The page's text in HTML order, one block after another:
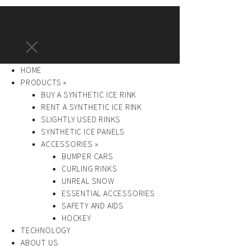
HOME
PRODUCTS »
BUY A SYNTHETIC ICE RINK
RENT A SYNTHETIC ICE RINK
SLIGHTLY USED RINKS
SYNTHETIC ICE PANELS
ACCESSORIES »
BUMPER CARS
CURLING RINKS
UNREAL SNOW
ESSENTIAL ACCESSORIES
SAFETY AND AIDS
HOCKEY
TECHNOLOGY
ABOUT US